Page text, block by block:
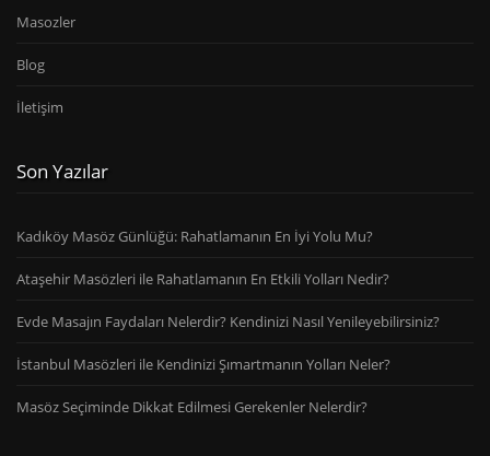
Masozler
Blog
İletişim
Son Yazılar
Kadıköy Masöz Günlüğü: Rahatlamanın En İyi Yolu Mu?
Ataşehir Masözleri ile Rahatlamanın En Etkili Yolları Nedir?
Evde Masajın Faydaları Nelerdir? Kendinizi Nasıl Yenileyebilirsiniz?
İstanbul Masözleri ile Kendinizi Şımartmanın Yolları Neler?
Masöz Seçiminde Dikkat Edilmesi Gerekenler Nelerdir?